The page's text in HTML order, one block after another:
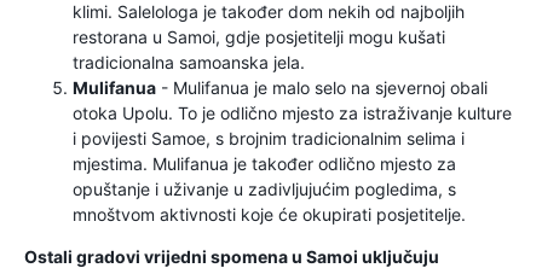
klimi. Salelologa je također dom nekih od najboljih
restorana u Samoi, gdje posjetitelji mogu kušati
tradicionalna samoanska jela.
Mulifanua - Mulifanua je malo selo na sjevernoj obali
otoka Upolu. To je odlično mjesto za istraživanje kulture
i povijesti Samoe, s brojnim tradicionalnim selima i
mjestima. Mulifanua je također odlično mjesto za
opuštanje i uživanje u zadivljujućim pogledima, s
mnoštvom aktivnosti koje će okupirati posjetitelje.
Ostali gradovi vrijedni spomena u Samoi uključuju